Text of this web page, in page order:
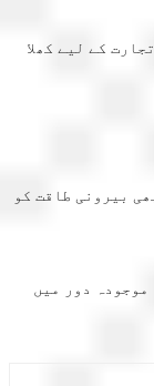
کے لیے کھلا
بیرونی طاقت کو
موجودہ دور میں